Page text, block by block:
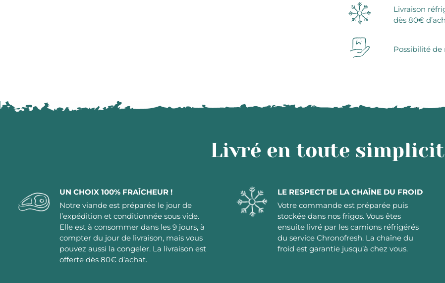
Livraison
dès 80€
Possibilité de
Livré en toute
UN CHOIX 100% FRAÎCHEUR !
Notre viande est préparée le jour de
l’expédition et conditionnée sous vide.
Elle est à consommer dans les 9 jours, à
compter du jour de livraison, mais vous
pouvez aussi la congeler. La livraison est
offerte dès 80€ d’achat.
LE RESPECT DE LA CHAÎNE DU FROID
Votre commande est préparée puis
stockée dans nos frigos. Vous êtes
ensuite livré par les camions réfrigérés
du service Chronofresh. La chaîne du
froid est garantie jusqu’à chez vous.